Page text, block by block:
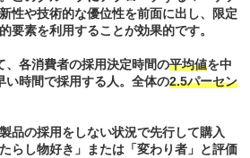
性や技術的な優位性を前面に出し、限定
要素を利用することが効果的です。
、各消費者の採用決定時間の平均値を中
い時間で採用する人。全体の2.5パーセン
品の採用をしない状況で先行して購入
らし物好き」または「変わり者」と評価